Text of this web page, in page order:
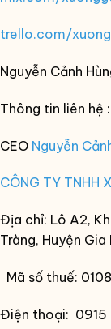
trello.com/
Nguyễn Cảnh
Thông tin liên hệ :
CEO Nguyễn
CÔNG TY TNHH
Địa chỉ: Lô A2,
Tràng, Huyện
Mã số thuế:
Điện thoại: 0915